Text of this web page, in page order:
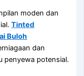
moden dan
Tinted
Buloh
dan
penyewa potensial.